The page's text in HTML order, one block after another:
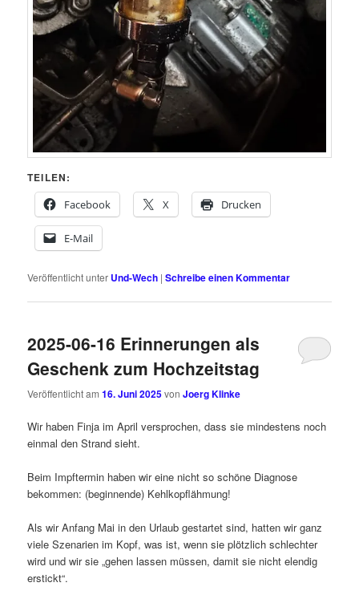
TEILEN:
Facebook
X Drucken
E-Mail
Veröffentlicht unter Und-Wech |Schreibe einen Kommentar
2025-06-16 Erinnerungen als
Geschenk zum Hochzeitstag
Veröffentlicht am16. Juni 2025vonJoerg Klinke
Wir haben Finja im April versprochen, dass sie mindestens noch
einmal den Strand sieht.
Beim Impftermin haben wir eine nicht so schöne Diagnose
bekommen: (beginnende) Kehlkopflähmung!
Als wir Anfang Mai in den Urlaub gestartet sind, hatten wir ganz
viele Szenarien im Kopf, was ist, wenn sie plötzlich schlechter
wird und wir sie „gehen lassen müssen, damit sie nicht elendig
erstickt“.